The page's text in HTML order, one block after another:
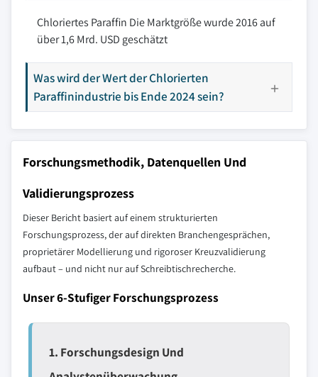
Chloriertes Paraffin Die Marktgröße wurde 2016 auf
über 1,6 Mrd. USD geschätzt
Was wird der Wert der Chlorierten
Paraffinindustrie bis Ende 2024 sein?
Forschungsmethodik, Datenquellen Und
Validierungsprozess
Dieser Bericht basiert auf einem strukturierten
Forschungsprozess, der auf direkten Branchengesprächen,
proprietärer Modellierung und rigoroser Kreuzvalidierung
aufbaut – und nicht nur auf Schreibtischrecherche.
Unser 6-Stufiger Forschungsprozess
1. Forschungsdesign Und